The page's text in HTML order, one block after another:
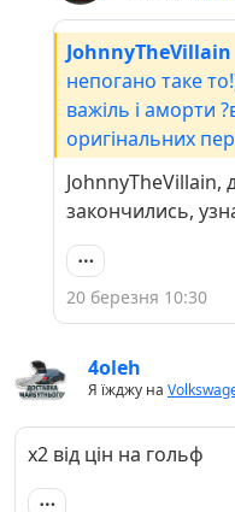
JohnnyTheVillain
непогано таке
важіль і аморти
оригінальних
ходить. а
б подвійні,
поставив і
JohnnyTheVillain,
закончились,
20 березня 10:30
4oleh
Я їжджу на
x2 від цін на гольф